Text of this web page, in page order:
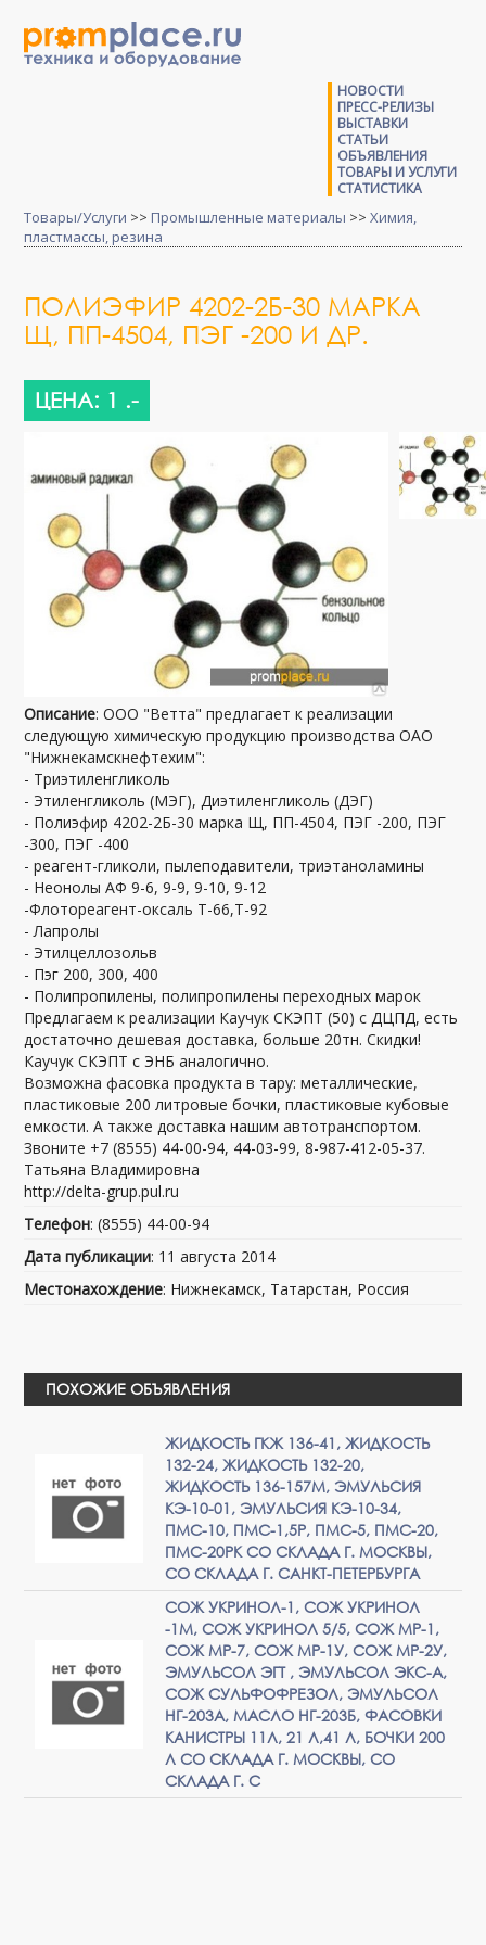
НОВОСТИ
ПРЕСС-РЕЛИЗЫ
ВЫСТАВКИ
СТАТЬИ
ОБЪЯВЛЕНИЯ
ТОВАРЫ И УСЛУГИ
СТАТИСТИКА
Товары/Услуги >> Промышленные материалы >>Химия,
пластмассы, резина
ПОЛИЭФИР 4202-2Б-30 МАРКА
Щ, ПП-4504, ПЭГ -200 И ДР.
ЦЕНА: 1 .-
Описание: ООО "Ветта" предлагает к реализации
следующую химическую продукцию производства ОАО
"Нижнекамскнефтехим":
- Триэтиленгликоль
- Этиленгликоль (МЭГ), Диэтиленгликоль (ДЭГ)
- Полиэфир 4202-2Б-30 марка Щ, ПП-4504, ПЭГ -200, ПЭГ
-300, ПЭГ -400
- реагент-гликоли, пылеподавители, триэтаноламины
- Неонолы АФ 9-6, 9-9, 9-10, 9-12
-Флотореагент-оксаль Т-66,Т-92
- Лапролы
- Этилцеллозольв
- Пэг 200, 300, 400
- Полипропилены, полипропилены переходных марок
Предлагаем к реализации Каучук СКЭПТ (50) с ДЦПД, есть
достаточно дешевая доставка, больше 20тн. Скидки!
Каучук СКЭПТ с ЭНБ аналогично.
Возможна фасовка продукта в тару: металлические,
пластиковые 200 литровые бочки, пластиковые кубовые
емкости. А также доставка нашим автотранспортом.
Звоните +7 (8555) 44-00-94, 44-03-99, 8-987-412-05-37.
Татьяна Владимировна
http://delta-grup.pul.ru
Телефон: (8555) 44-00-94
Дата публикации: 11 августа 2014
Местонахождение: Нижнекамск, Татарстан, Россия
ПОХОЖИЕ ОБЪЯВЛЕНИЯ
ЖИДКОСТЬ ГКЖ 136-41, ЖИДКОСТЬ
132-24, ЖИДКОСТЬ 132-20,
ЖИДКОСТЬ 136-157М, ЭМУЛЬСИЯ
КЭ-10-01, ЭМУЛЬСИЯ КЭ-10-34,
ПМС-10, ПМС-1,5Р, ПМС-5, ПМС-20,
ПМС-20РК СО СКЛАДА Г. МОСКВЫ,
СО СКЛАДА Г. САНКТ-ПЕТЕРБУРГА
СОЖ УКРИНОЛ-1, СОЖ УКРИНОЛ
-1М, СОЖ УКРИНОЛ 5/5, СОЖ МР-1,
СОЖ МР-7, СОЖ МР-1У, СОЖ МР-2У,
ЭМУЛЬСОЛ ЭГТ , ЭМУЛЬСОЛ ЭКС-А,
СОЖ СУЛЬФОФРЕЗОЛ, ЭМУЛЬСОЛ
НГ-203А, МАСЛО НГ-203Б, ФАСОВКИ
КАНИСТРЫ 11Л, 21 Л,41 Л, БОЧКИ 200
Л СО СКЛАДА Г. МОСКВЫ, СО
СКЛАДА Г. С